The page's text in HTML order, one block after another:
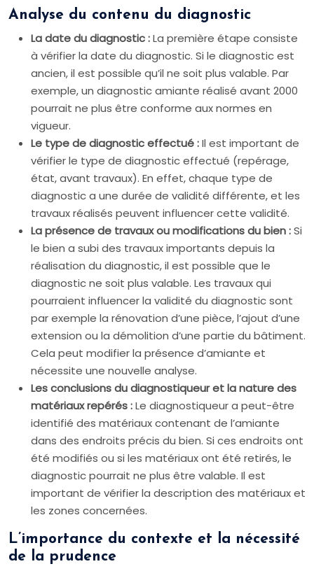
Analyse du contenu du diagnostic
La date du diagnostic :La première étape consiste
à vérifier la date du diagnostic. Si le diagnostic est
ancien, il est possible qu’il ne soit plus valable. Par
exemple, un diagnostic amiante réalisé avant 2000
pourrait ne plus être conforme aux normes en
vigueur.
Le type de diagnostic effectué :Il est important de
vérifier le type de diagnostic effectué (repérage,
état, avant travaux). En effet, chaque type de
diagnostic a une durée de validité différente, et les
travaux réalisés peuvent influencer cette validité.
La présence de travaux ou modifications du bien :Si
le bien a subi des travaux importants depuis la
réalisation du diagnostic, il est possible que le
diagnostic ne soit plus valable. Les travaux qui
pourraient influencer la validité du diagnostic sont
par exemple la rénovation d’une pièce, l’ajout d’une
extension ou la démolition d’une partie du bâtiment.
Cela peut modifier la présence d’amiante et
nécessite une nouvelle analyse.
Les conclusions du diagnostiqueur et la nature des
matériaux repérés :Le diagnostiqueur a peut-être
identifié des matériaux contenant de l’amiante
dans des endroits précis du bien. Si ces endroits ont
été modifiés ou si les matériaux ont été retirés, le
diagnostic pourrait ne plus être valable. Il est
important de vérifier la description des matériaux et
les zones concernées.
L’importance du contexte et la nécessité
de la prudence